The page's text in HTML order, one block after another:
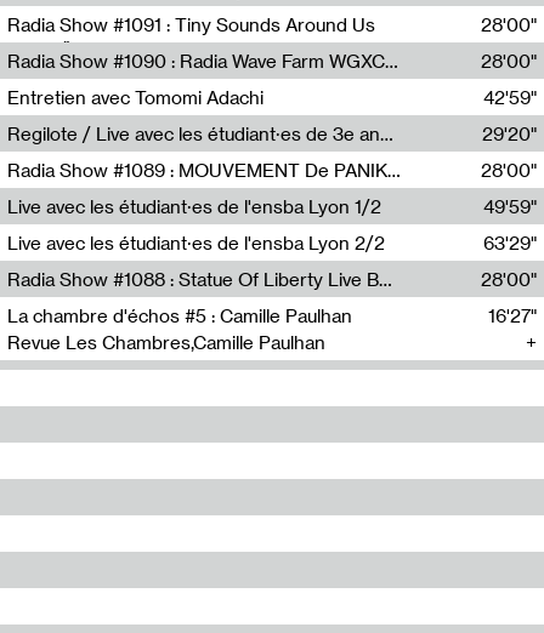
Diffusion FM
Radia Show #1091 : Tiny Sounds Around Us
Radio Študent
28'00"
Radia Show #1090 : Radia Wave Farm WGXC Corey De Juan Sherrard Jr Startalk
Wave Farm
28'00"
Entretien avec Tomomi Adachi
Tomomi Adachi,Loraine Baud
42'59"
Regilote / Live avec les étudiant·es de 3e année de l'EMA
Nima Henryon,Athéna Noël,Amir Genillon,Ibourayane Ahmadi,Manelle Cherrih,Honorine Gibello,John Weeber,Manon Joseph
29'20"
Radia Show #1089 : MOUVEMENT De PANIK (Radio Panik)
Radio Panik
28'00"
Live avec les étudiant·es de l'ensba Lyon 1/2
49'59"
Live avec les étudiant·es de l'ensba Lyon 2/2
63'29"
Radia Show #1088 : Statue Of Liberty Live By Ed Baxter (Resonance)
Resonance
28'00"
La chambre d'échos #5 : Camille Paulhan
Revue Les Chambres,Camille Paulhan
16'27"